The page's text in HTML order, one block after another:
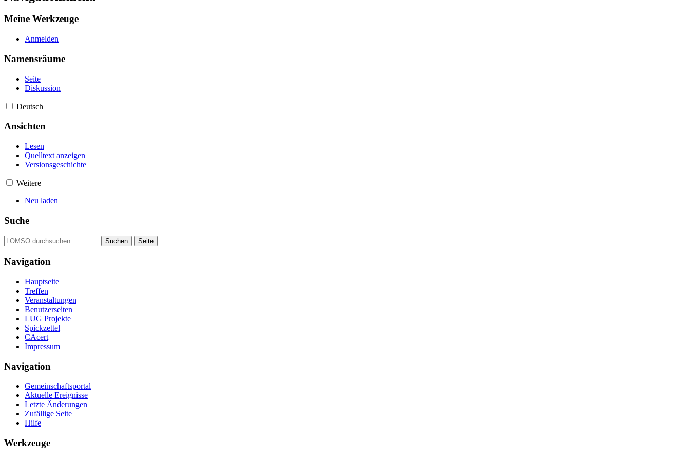
Meine Werkzeuge
Anmelden
Namensräume
Seite
Diskussion
Deutsch
Ansichten
Lesen
Quelltext anzeigen
Versionsgeschichte
Weitere
Neu laden
Suche
Navigation
Hauptseite
Treffen
Veranstaltungen
Benutzerseiten
LUG Projekte
Spickzettel
CAcert
Impressum
Navigation
Gemeinschafts­portal
Aktuelle Ereignisse
Letzte Änderungen
Zufällige Seite
Hilfe
Werkzeuge